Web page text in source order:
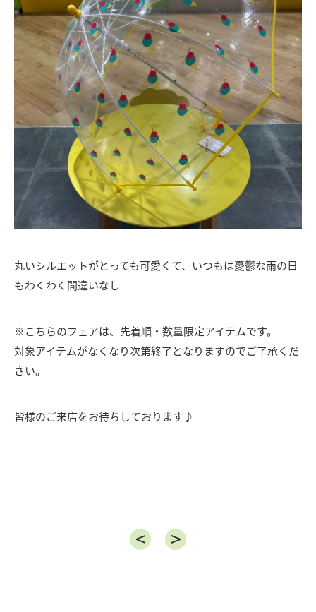
丸いシルエットがとっても可愛くて、いつもは憂鬱な雨の日
もわくわく間違いなし
※こちらのフェアは、先着順・数量限定アイテムです。
対象アイテムがなくなり次第終了となりますのでご了承くだ
さい。
皆様のご来店をお待ちしております♪